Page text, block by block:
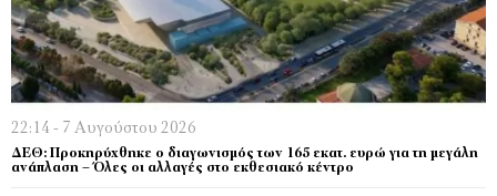
22:14 - 7 Αυγούστου 2026
ΔΕΘ: Προκηρύχθηκε ο διαγωνισμός των 165 εκατ. ευρώ για τη μεγάλη
ανάπλαση – Όλες οι αλλαγές στο εκθεσιακό κέντρο